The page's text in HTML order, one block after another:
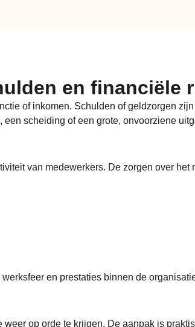
en financiële
of inkomen. Schulden of geldzorgen
scheiding of een grote, onvoorziene
van medewerkers. De zorgen over het
en prestaties binnen de
op orde te krijgen. De aanpak is